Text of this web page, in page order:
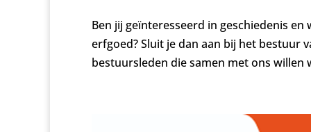
Ben jij geïnteresseerd in geschiedenis
erfgoed? Sluit je dan aan bij het bestuur
bestuursleden die samen met ons willen